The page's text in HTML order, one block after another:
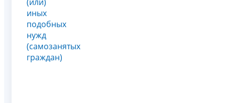
иных
подобных
нужд
(самозанятых
граждан)